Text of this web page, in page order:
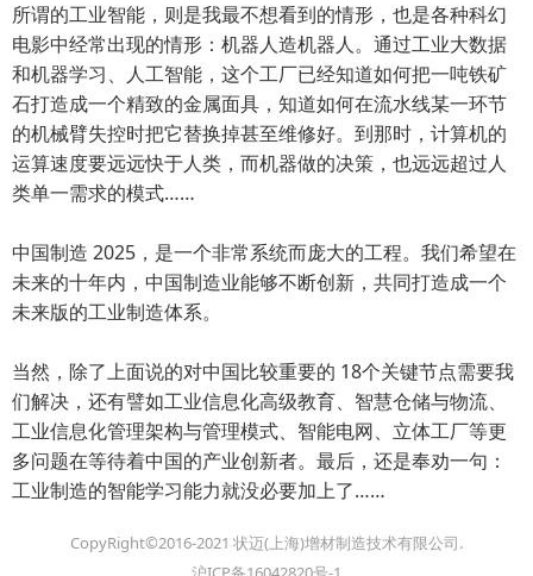
所谓的工业智能，则是我最不想看到的情形，也是各种科幻
电影中经常出现的情形：机器人造机器人。通过工业大数据
和机器学习、人工智能，这个工厂已经知道如何把一吨铁矿
石打造成一个精致的金属面具，知道如何在流水线某一环节
的机械臂失控时把它替换掉甚至维修好。到那时，计算机的
运算速度要远远快于人类，而机器做的决策，也远远超过人
类单一需求的模式……
中国制造 2025，是一个非常系统而庞大的工程。我们希望在
未来的十年内，中国制造业能够不断创新，共同打造成一个
未来版的工业制造体系。
当然，除了上面说的对中国比较重要的 18个关键节点需要我
们解决，还有譬如工业信息化高级教育、智慧仓储与物流、
工业信息化管理架构与管理模式、智能电网、立体工厂等更
多问题在等待着中国的产业创新者。最后，还是奉劝一句：
工业制造的智能学习能力就没必要加上了……
CopyRight©2016-2021 状迈(上海)增材制造技术有限公司.